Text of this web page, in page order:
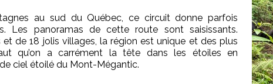
au sud du Québec, ce circuit donne parfois
Les panoramas de cette route sont saisissants.
de 18 jolis villages, la région est unique et des plus
qu’on a carrément la tête dans les étoiles en
ciel étoilé du Mont-Mégantic.